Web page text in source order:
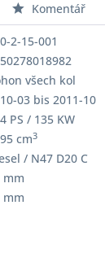
Komentář
2-15-001
všech kol
03 bis 2011-10
PS / 135 KW
cm3
/ N47 D20 C
mm
mm